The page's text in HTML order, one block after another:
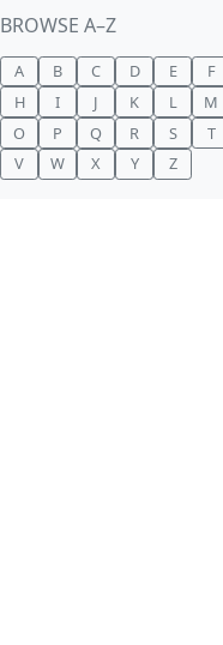
BROWSE A–Z
A B C D E F
H
I J K L M
O
P Q R S T
V
W X Y Z